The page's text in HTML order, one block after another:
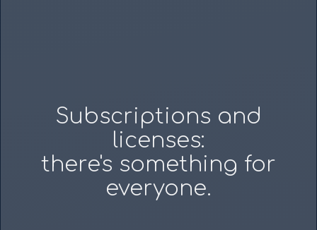
Subscriptions and
licenses:
there's something for
everyone.